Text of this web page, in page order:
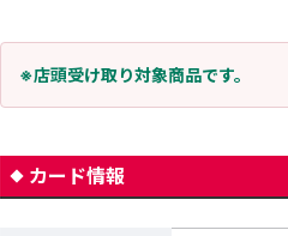
※店頭受け取り対象商品です。
カード情報